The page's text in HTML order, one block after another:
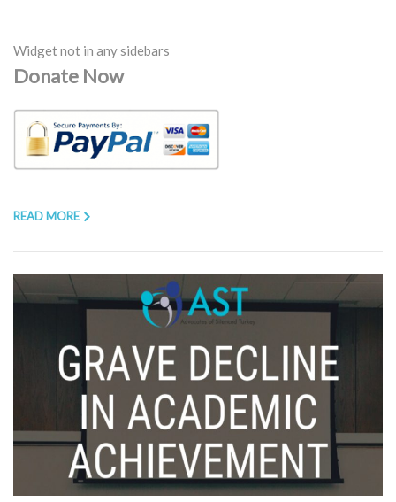
Widget not in any sidebars
Donate Now
READ MORE